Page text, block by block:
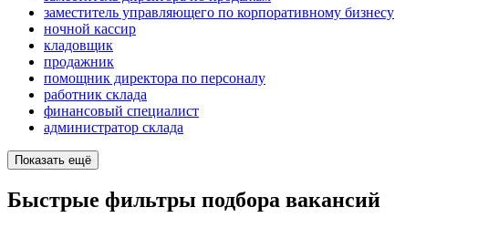
заместитель управляющего по корпоративному бизнесу
ночной кассир
кладовщик
продажник
помощник директора по персоналу
работник склада
финансовый специалист
администратор склада
Показать ещё
Быстрые фильтры подбора вакансий